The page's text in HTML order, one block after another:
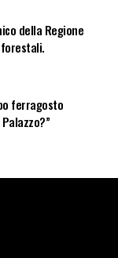
della Regione
ferragosto